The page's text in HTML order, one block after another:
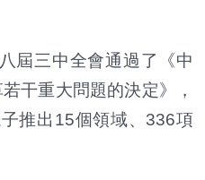
屆三中全會通過了《中
干重大問題的決定》，
推出15個領域、336項